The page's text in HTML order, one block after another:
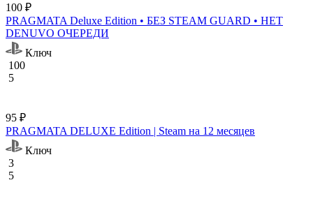
100 ₽
PRAGMATA Deluxe Edition • БЕЗ STEAM GUARD • НЕТ
DENUVO ОЧЕРЕДИ
Ключ
100
5
95 ₽
PRAGMATA DELUXE Edition | Steam на 12 месяцев
Ключ
3
5